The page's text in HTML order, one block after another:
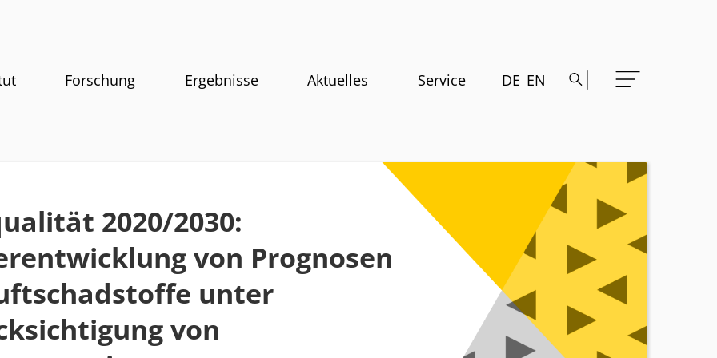
Forschung Ergebnisse Aktuelles Service DE EN
2020/2030:
von Prognosen
unter
von